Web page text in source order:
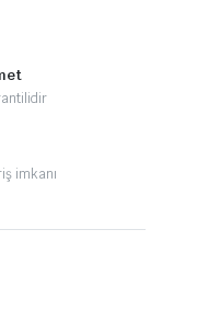
imkanı